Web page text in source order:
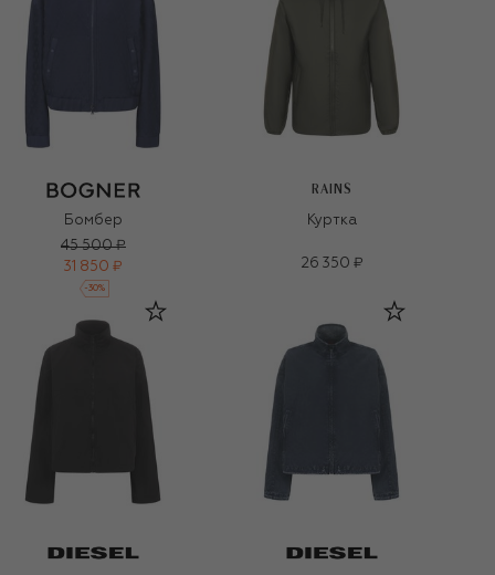
Бомбер
45 500 ₽
31 850 ₽
-30%
RAINS
Куртка
26 350 ₽